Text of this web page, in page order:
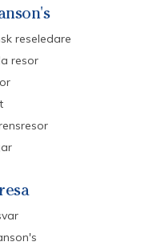
reseledare
resor